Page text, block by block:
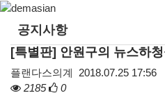
공지사항
[특별판] 안원구의 뉴스하
플랜다스의계
2018.07.25 17:56
2185
0